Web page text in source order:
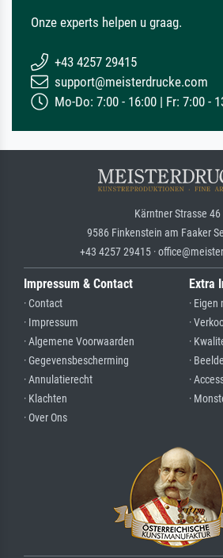
Onze experts helpen u graag.
+43 4257 29415
support@meisterdrucke.com
Mo-Do: 7:00 - 16:00 | Fr: 7:00 -
Kärntner Strasse 46
9586 Finkenstein am Faaker
+43 4257 29415 ·
Impressum & Contact
· Contact
· Impressum
· Algemene Voorwaarden
· Gegevensbescherming
· Annulatierecht
· Klachten
· Over Ons
Extra
·
·
·
·
·
·